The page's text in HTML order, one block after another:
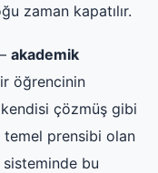
zaman kapatılır.
akademik
öğrencinin
kendisi çözmüş gibi
prensibi olan
sisteminde bu